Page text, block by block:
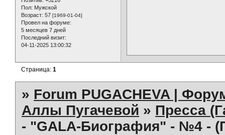
Пол: Мужской
Возраст: 57 [1969-01-04]
Провел на форуме:
5 месяцев 7 дней
Последний визит:
04-11-2025 13:00:32
Страница:1
» Forum PUGACHEVA |
Аллы Пугачевой » Пресса
- "GALA-Биография" - №4 -